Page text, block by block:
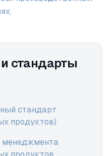
стандарты
стандарт
продуктов)
менеджмента